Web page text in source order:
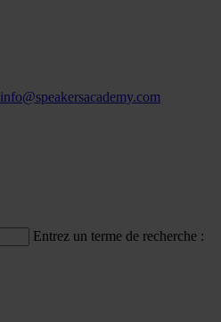
info@speakersacademy.com
Entrez un terme de recherche :